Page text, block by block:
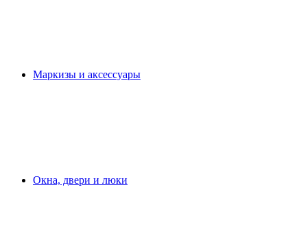
Маркизы и аксессуары
Окна, двери и люки